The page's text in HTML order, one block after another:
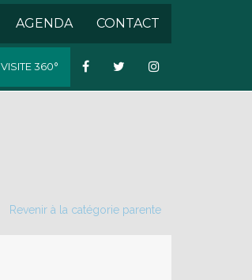
AGENDA CONTACT
VISITE 360°
Revenir à la catégorie parente